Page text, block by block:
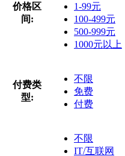
价格区
间:
1-99元
100-499元
500-999元
1000元以上
付费类
型:
不限
免费
付费
不限
IT/互联网